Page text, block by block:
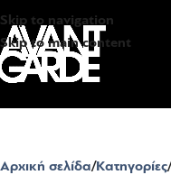
Skip to navigation
Skip to main content
Αρχική σελίδα Κατηγορίες